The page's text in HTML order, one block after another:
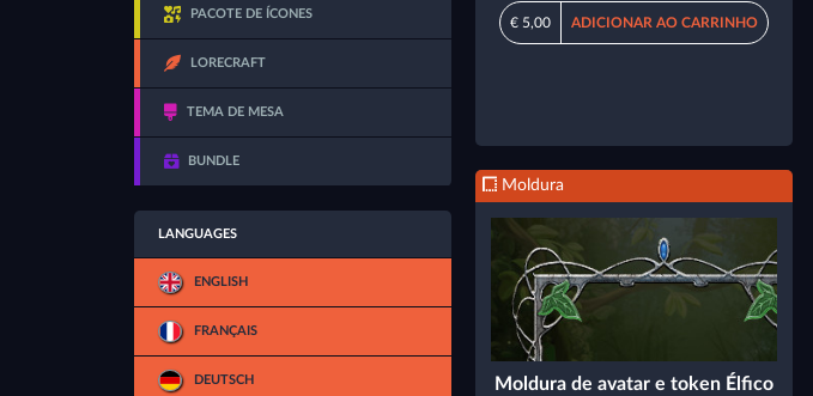
PACOTE DE ÍCONES
LORECRAFT
TEMA DE MESA
BUNDLE
LANGUAGES
ENGLISH
FRANÇAIS
DEUTSCH
€ 5,00 ADICIONAR AO CARRINHO
Moldura
Moldura de avatar e token Élfico